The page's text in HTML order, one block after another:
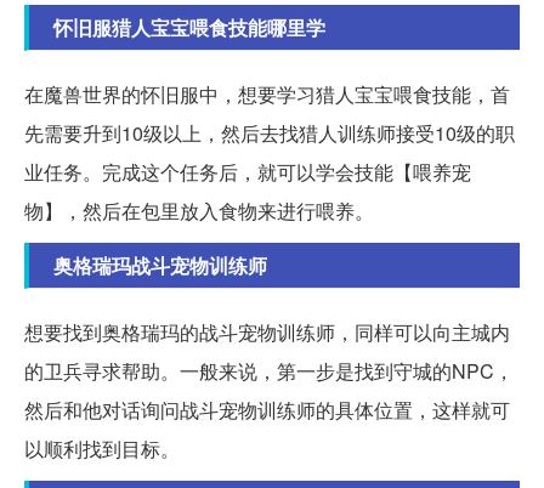
怀旧服猎人宝宝喂食技能哪里学
在魔兽世界的怀旧服中，想要学习猎人宝宝喂食技能，首
先需要升到10级以上，然后去找猎人训练师接受10级的职
业任务。完成这个任务后，就可以学会技能【喂养宠
物】，然后在包里放入食物来进行喂养。
奥格瑞玛战斗宠物训练师
想要找到奥格瑞玛的战斗宠物训练师，同样可以向主城内
的卫兵寻求帮助。一般来说，第一步是找到守城的NPC，
然后和他对话询问战斗宠物训练师的具体位置，这样就可
以顺利找到目标。